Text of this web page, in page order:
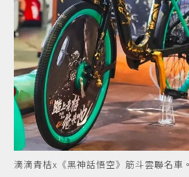
滴滴青桔x《黑神話悟空》筋斗雲聯名車